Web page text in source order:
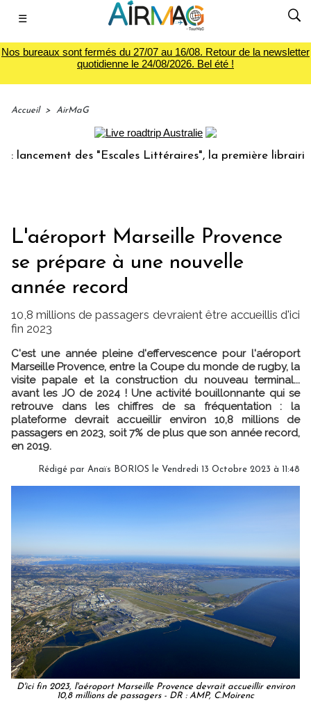
☰
Nos bureaux sont fermés du 27/07 au 16/08. Retour de la newsletter
quotidienne le 24/08/2026. Bel été !
Accueil > AirMaG
des "Escales Littéraires", la première librairie du
L'aéroport Marseille Provence
se prépare à une nouvelle
année record
10,8 millions de passagers devraient être accueillis d'ici
fin 2023
C'est une année pleine d'effervescence pour l'aéroport
Marseille Provence, entre la Coupe du monde de rugby, la
visite papale et la construction du nouveau terminal...
avant les JO de 2024 ! Une activité bouillonnante qui se
retrouve dans les chiffres de sa fréquentation : la
plateforme devrait accueillir environ 10,8 millions de
passagers en 2023, soit 7% de plus que son année record,
en 2019.
Rédigé par Anaïs BORIOS le Vendredi 13 Octobre 2023 à 11:48
D'ici fin 2023, l'aéroport Marseille Provence devrait accueillir environ
10,8 millions de passagers - DR : AMP, C.Moirenc